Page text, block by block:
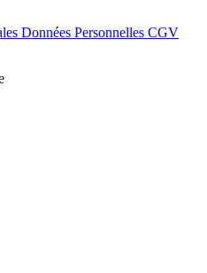
Données Personnelles CGV